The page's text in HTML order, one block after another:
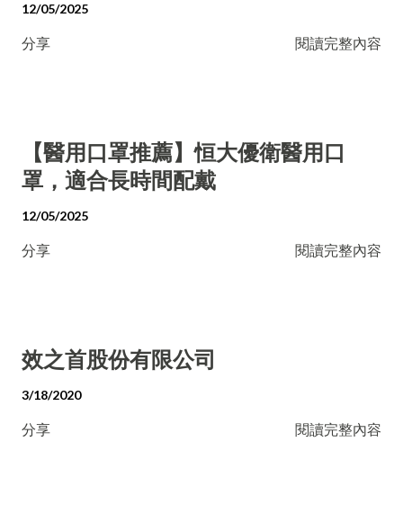
12/05/2025
分享 閱讀完整內容
【醫用口罩推薦】恒大優衛醫用口
罩，適合長時間配戴
12/05/2025
分享 閱讀完整內容
效之首股份有限公司
3/18/2020
分享 閱讀完整內容